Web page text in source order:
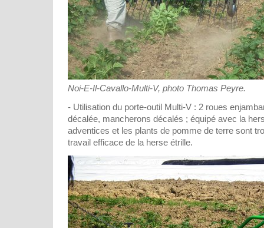
Noi-E-Il-Cavallo-Multi-V, photo Thomas Peyre.
- Utilisation du porte-outil Multi-V : 2 roues
décalée, mancherons décalés ; équipé avec la
adventices et les plants de pomme de terre sont
travail efficace de la herse étrille.